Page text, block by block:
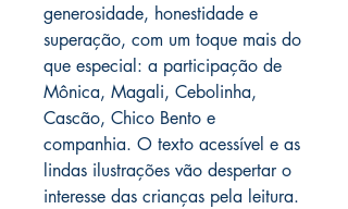
generosidade, honestidade e
superação, com um toque mais do
que especial: a participação de
Mônica, Magali, Cebolinha,
Cascão, Chico Bento e
companhia. O texto acessível e as
lindas ilustrações vão despertar o
interesse das crianças pela leitura.